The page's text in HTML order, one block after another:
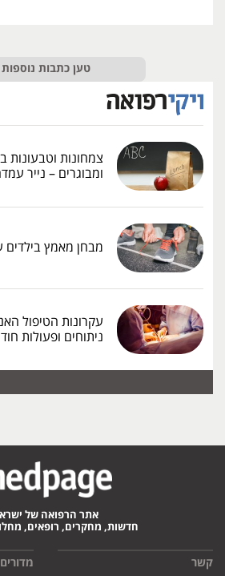
טען כתבות נוספות
צמחונות וטבעונות
ומבוגרים – נייר
מבחן מאמץ בילדים
עקרונות הטיפול
ניתוחים ופעולות
אתר הרפואה של
חדשות, מחקרים, רופאים,
קשר מדורים